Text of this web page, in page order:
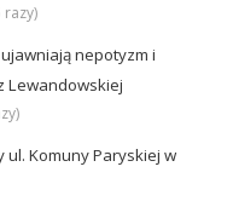
nepotyzm i
Lewandowskiej
ul. Komuny Paryskiej w